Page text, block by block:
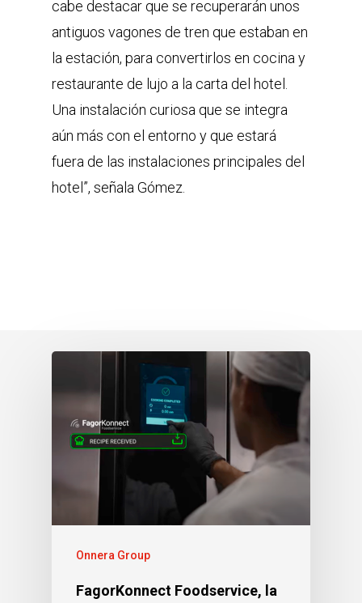
cabe destacar que se recuperarán unos
antiguos vagones de tren que estaban en
la estación, para convertirlos en cocina y
restaurante de lujo a la carta del hotel.
Una instalación curiosa que se integra
aún más con el entorno y que estará
fuera de las instalaciones principales del
hotel”, señala Gómez.
Onnera Group
FagorKonnect Foodservice, la